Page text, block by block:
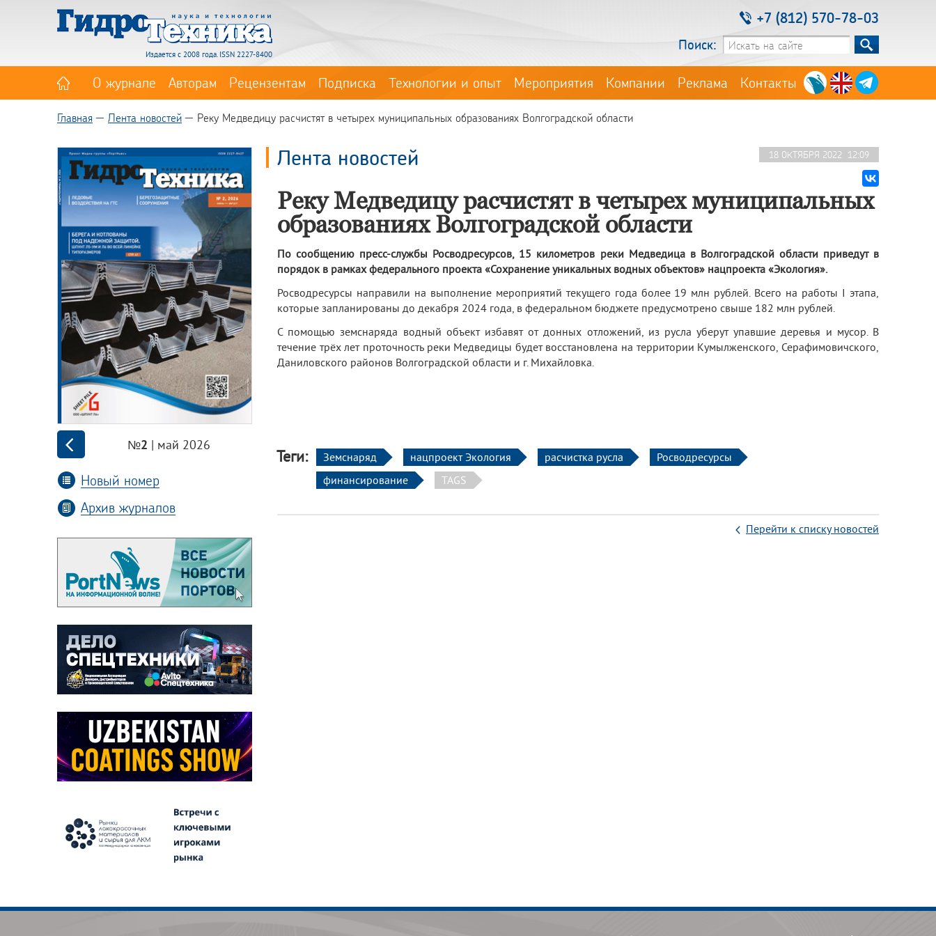
Издается с 2008 года. ISSN 2227-8400
+7 (812) 570-78-03
Поиск:
О журнале Авторам Рецензентам Подписка Технологии и опыт Мероприятия Компании Реклама Контакты
Главная Лента новостей Реку Медведицу расчистят в четырех муниципальных образованиях Волгоградской области
№2 | май 2026
Новый номер
Архив журналов
18 ОКТЯБРЯ 2022 12:09
Лента новостей
Реку Медведицу расчистят в четырех муниципальных
образованиях Волгоградской области
По сообщению пресс-службы Росводресурсов, 15 километров реки Медведица в Волгоградской области приведут в
порядок в рамках федерального проекта «Сохранение уникальных водных объектов» нацпроекта «Экология».
Росводресурсы направили на выполнение мероприятий текущего года более 19 млн рублей. Всего на работы I этапа,
которые запланированы до декабря 2024 года, в федеральном бюджете предусмотрено свыше 182 млн рублей.
С помощью земснаряда водный объект избавят от донных отложений, из русла уберут упавшие деревья и мусор. В
течение трёх лет проточность реки Медведицы будет восстановлена на территории Кумылженского, Серафимовичского,
Даниловского районов Волгоградской области и г. Михайловка.
Теги: Земснаряд нацпроект Экология расчистка русла
Росводресурсы
финансирование
TAGS
Перейти к списку новостей